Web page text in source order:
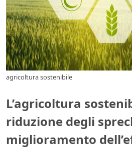
agricoltura sostenibile
L’agricoltura
riduzione degli
miglioramento